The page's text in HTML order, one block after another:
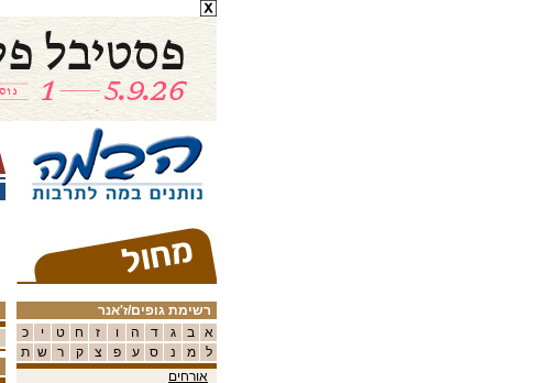
רשימת גופים/ז'אנר
כ
י ט ח ז ו ה ד ג ב
א
ת ש ר ק צ פ ע ס נ מ
ל
אורחים